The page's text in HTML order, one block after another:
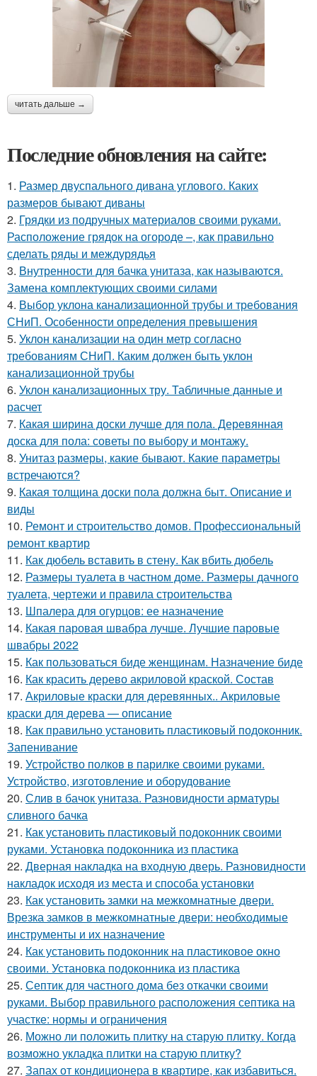
читать дальше →
Последние обновления на сайте:
1. Размер двуспального дивана углового. Каких
размеров бывают диваны
2. Грядки из подручных материалов своими руками.
Расположение грядок на огороде –, как правильно
сделать ряды и междурядья
3. Внутренности для бачка унитаза, как называются.
Замена комплектующих своими силами
4. Выбор уклона канализационной трубы и требования
СНиП. Особенности определения превышения
5. Уклон канализации на один метр согласно
требованиям СНиП. Каким должен быть уклон
канализационной трубы
6. Уклон канализационных тру. Табличные данные и
расчет
7. Какая ширина доски лучше для пола. Деревянная
доска для пола: советы по выбору и монтажу.
8. Унитаз размеры, какие бывают. Какие параметры
встречаются?
9. Какая толщина доски пола должна быт. Описание и
виды
10. Ремонт и строительство домов. Профессиональный
ремонт квартир
11. Как дюбель вставить в стену. Как вбить дюбель
12. Размеры туалета в частном доме. Размеры дачного
туалета, чертежи и правила строительства
13. Шпалера для огурцов: ее назначение
14. Какая паровая швабра лучше. Лучшие паровые
швабры 2022
15. Как пользоваться биде женщинам. Назначение биде
16. Как красить дерево акриловой краской. Состав
17. Акриловые краски для деревянных.. Акриловые
краски для дерева — описание
18. Как правильно установить пластиковый подоконник.
Запенивание
19. Устройство полков в парилке своими руками.
Устройство, изготовление и оборудование
20. Слив в бачок унитаза. Разновидности арматуры
сливного бачка
21. Как установить пластиковый подоконник своими
руками. Установка подоконника из пластика
22. Дверная накладка на входную дверь. Разновидности
накладок исходя из места и способа установки
23. Как установить замки на межкомнатные двери.
Врезка замков в межкомнатные двери: необходимые
инструменты и их назначение
24. Как установить подоконник на пластиковое окно
своими. Установка подоконника из пластика
25. Септик для частного дома без откачки своими
руками. Выбор правильного расположения септика на
участке: нормы и ограничения
26. Можно ли положить плитку на старую плитку. Когда
возможно укладка плитки на старую плитку?
27. Запах от кондиционера в квартире, как избавиться.